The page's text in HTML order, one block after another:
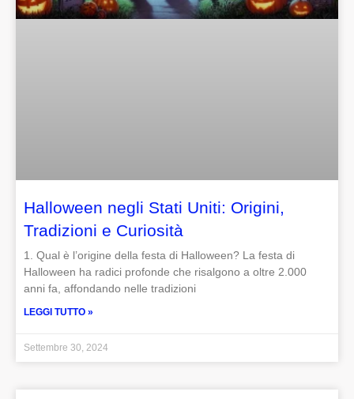
Halloween negli Stati Uniti: Origini,
Tradizioni e Curiosità
1. Qual è l’origine della festa di Halloween? La festa di
Halloween ha radici profonde che risalgono a oltre 2.000
anni fa, affondando nelle tradizioni
LEGGI TUTTO »
Settembre 30, 2024